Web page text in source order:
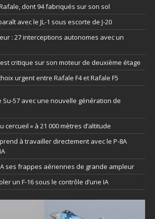
dont 94 fabriqués sur son sol
avec le JL-1 sous escorte de J-20
: 27 interceptions autonomes avec un
critique sur son moteur de deuxième étage
urgent entre Rafale F4 et Rafale F5
57 avec une nouvelle génération de
cercueil » à 21 000 mètres d’altitude
à travailler directement avec le P-8A
ses frappes aériennes de grande ampleur
un F-16 sous le contrôle d’une IA